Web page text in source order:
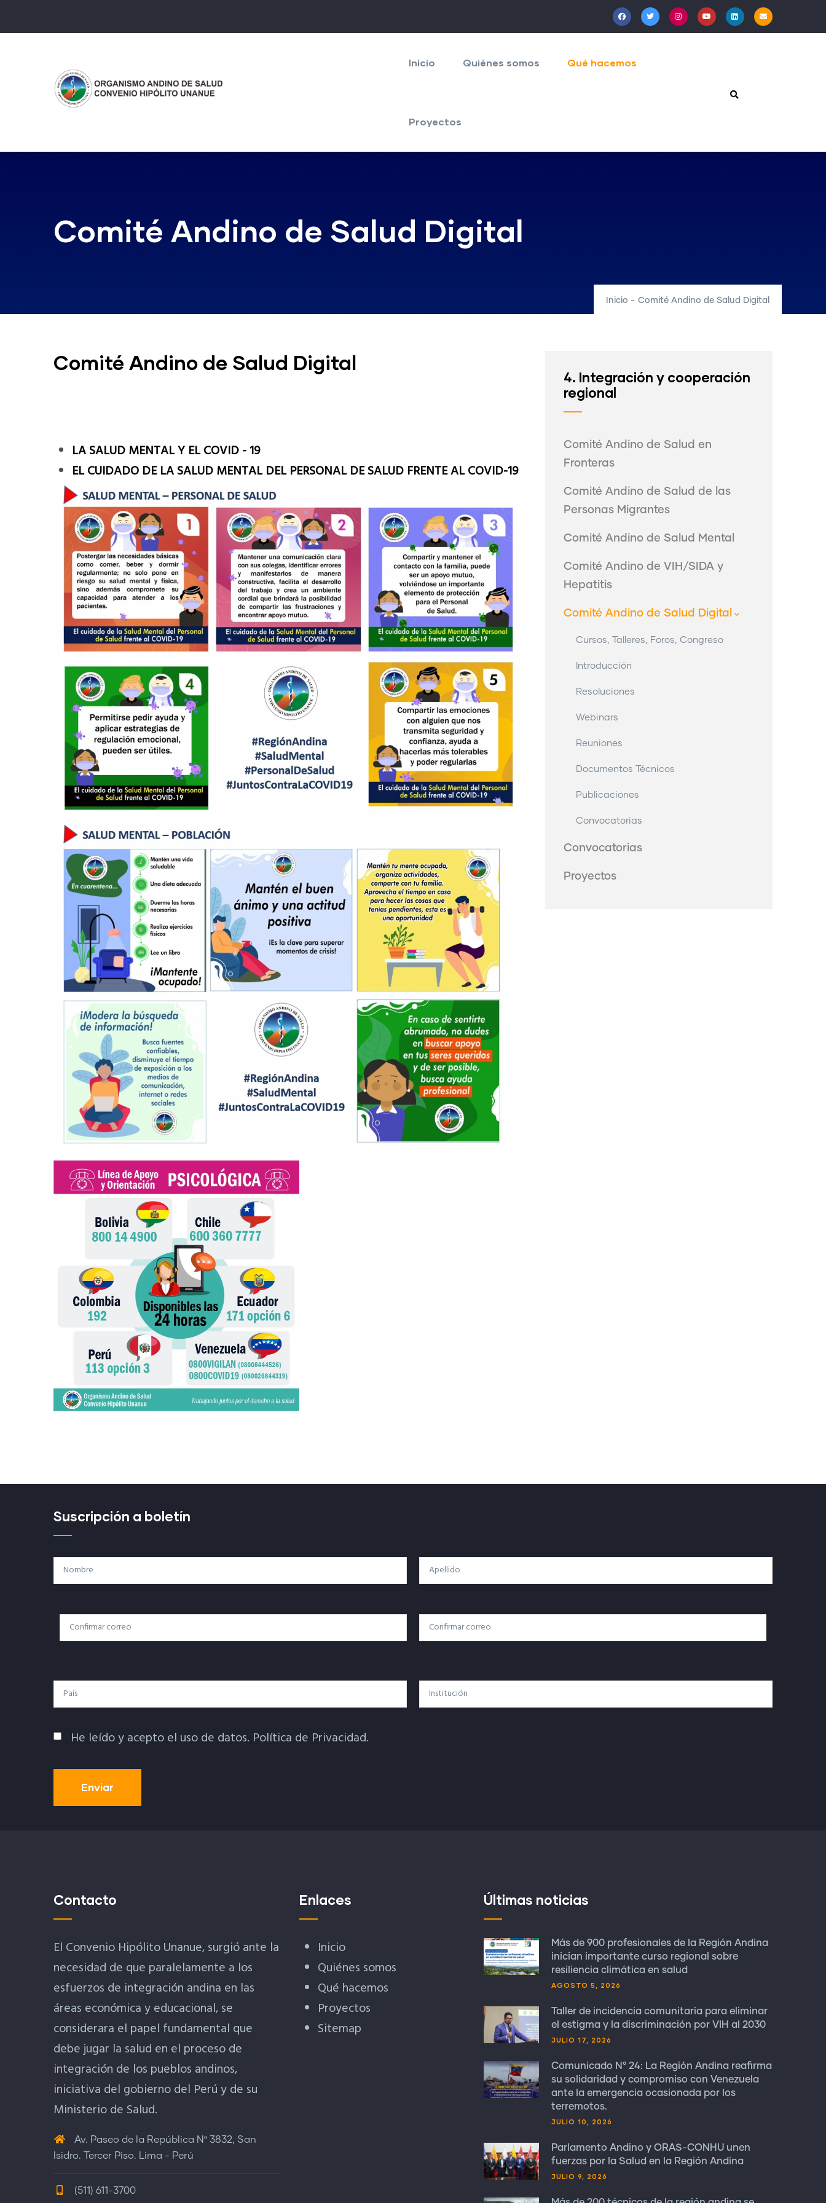
al
principal
Inicio Quiénes somos Qué hacemos
Proyectos
Comité Andino de Salud Digital
Inicio - Comité Andino de Salud Digital
Comité Andino de Salud Digital
LA SALUD MENTAL Y EL COVID - 19
EL CUIDADO DE LA SALUD MENTAL DEL PERSONAL DE SALUD FRENTE AL COVID-19
4. Integración y cooperación
regional
Comité Andino de Salud en
Fronteras
Comité Andino de Salud de las
Personas Migrantes
Comité Andino de Salud Mental
Comité Andino de VIH/SIDA y
Hepatitis
Comité Andino de Salud Digital
Cursos, Talleres, Foros, Congreso
Introducción
Resoluciones
Webinars
Reuniones
Documentos Técnicos
Publicaciones
Convocatorias
Convocatorias
Proyectos
Suscripción a boletín
Nombre Apellido
Correo
Electrónico
Correo Electrónico Confirmar Correo
País Institución
Política De Privacidad
He leído y acepto el uso de datos. Política de Privacidad.
Contacto
El Convenio Hipólito Unanue, surgió ante la
necesidad de que paralelamente a los
esfuerzos de integración andina en las
áreas económica y educacional, se
considerara el papel fundamental que
debe jugar la salud en el proceso de
integración de los pueblos andinos,
iniciativa del gobierno del Perú y de su
Ministerio de Salud.
Av. Paseo de la República Nº 3832, San
Isidro. Tercer Piso. Lima - Perú
(511) 611-3700
Enlaces
Inicio
Quiénes somos
Qué hacemos
Proyectos
Sitemap
Últimas noticias
Más de 900 profesionales de la Región Andina
inician importante curso regional sobre
resiliencia climática en salud
AGOSTO 5, 2026
Taller de incidencia comunitaria para eliminar
el estigma y la discriminación por VIH al 2030
JULIO 17, 2026
Comunicado N° 24: La Región Andina reafirma
su solidaridad y compromiso con Venezuela
ante la emergencia ocasionada por los
terremotos.
JULIO 10, 2026
Parlamento Andino y ORAS-CONHU unen
fuerzas por la Salud en la Región Andina
JULIO 9, 2026